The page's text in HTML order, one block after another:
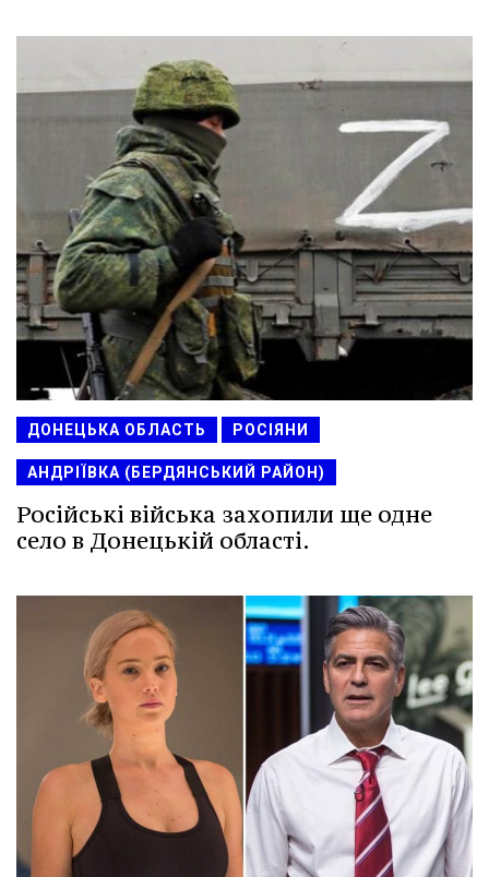
ДОНЕЦЬКА ОБЛАСТЬ РОСІЯНИ
АНДРІЇВКА (БЕРДЯНСЬКИЙ РАЙОН)
Російські війська захопили ще одне
село в Донецькій області.